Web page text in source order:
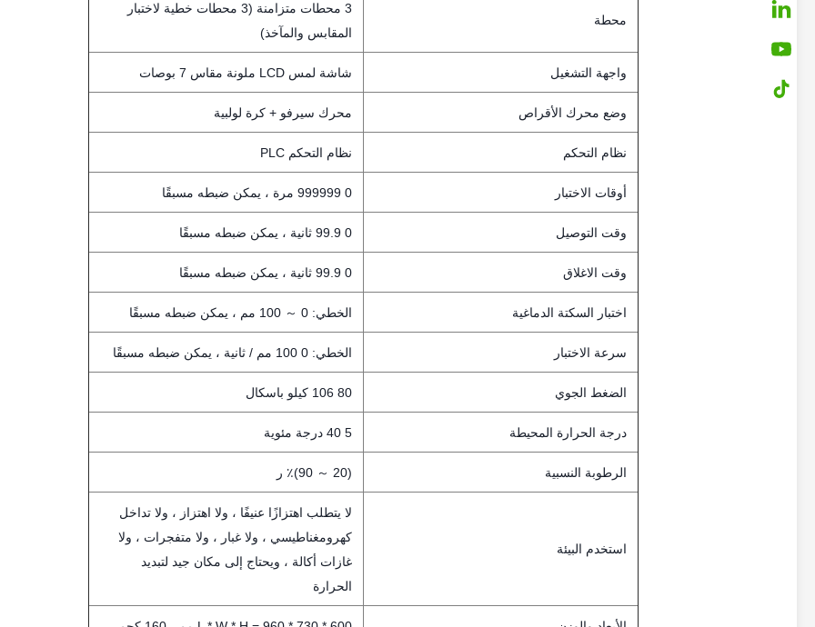
محطة
3 محطات متزامنة (3 محطات خطية لاختبار
المقابس والمآخذ)
واجهة التشغيل شاشة لمس LCD ملونة مقاس 7 بوصات
وضع محرك الأقراص محرك سيرفو + كرة لولبية
نظام التحكم نظام التحكم PLC
أوقات الاختبار 0 999999 مرة ، يمكن ضبطه مسبقًا
وقت التوصيل 0 99.9 ثانية ، يمكن ضبطه مسبقًا
وقت الاغلاق 0 99.9 ثانية ، يمكن ضبطه مسبقًا
اختبار السكتة الدماغية الخطي: 0 ～ 100 مم ، يمكن ضبطه مسبقًا
سرعة الاختبار الخطي: 0 100 مم / ثانية ، يمكن ضبطه مسبقًا
الضغط الجوي 80 106 كيلو باسكال
درجة الحرارة المحيطة 5 40 درجة مئوية
الرطوبة النسبية (20 ～ 90)٪ ر
استخدم البيئة
لا يتطلب اهتزازًا عنيفًا ، ولا اهتزاز ، ولا تداخل
كهرومغناطيسي ، ولا غبار ، ولا متفجرات ، ولا
غازات أكالة ، ويحتاج إلى مكان جيد لتبديد
الحرارة